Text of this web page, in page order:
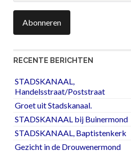
Abonneren
RECENTE BERICHTEN
STADSKANAAL,
Handelsstraat/Poststraat
Groet uit Stadskanaal.
STADSKANAAL bij Buinermond
STADSKANAAL, Baptistenkerk
Gezicht in de Drouwenermond